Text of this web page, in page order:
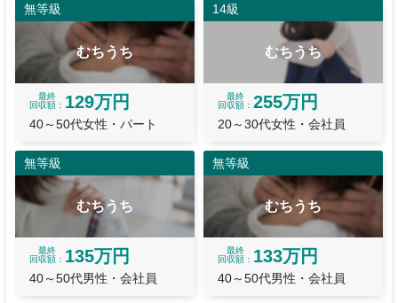
無等級
むちうち
最終
回収額
129万円
40～50代女性・パート
14級
むちうち
最終
回収額
255万円
20～30代女性・会社員
無等級
むちうち
最終
回収額
135万円
40～50代男性・会社員
無等級
むちうち
最終
回収額
133万円
40～50代男性・会社員